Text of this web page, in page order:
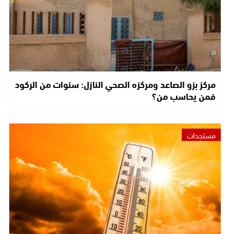
مركز بزو الصاعد ومركزه الصحي النازل: سنوات من الركود
فمن يحاسب من؟
مستجدات